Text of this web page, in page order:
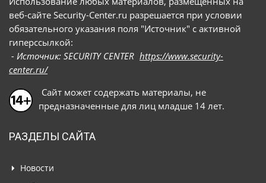
веб-сайте Security-Center.ru разрешается при условии
обязательного указания поля "Источник" с активной
гиперссылкой:
- Источник: SECURITY CENTER https://www.security-
center.ru/
Сайт может содержать материалы, не
предназначенные для лиц младше 14 лет.
РАЗДЕЛЫ САЙТА
Новости